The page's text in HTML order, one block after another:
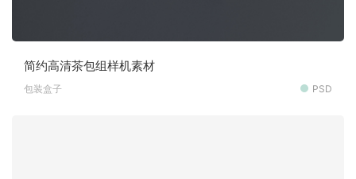
简约高清茶包组样机素材
包装盒子 PSD